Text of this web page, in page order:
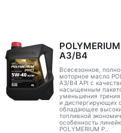
A3/B4
Всесезонное,
моторное масло
A3/B4 API с
насыщенным
уменьшения
и диспергирующих
обладающее
топливной
особенность
POLYMERIUM P..